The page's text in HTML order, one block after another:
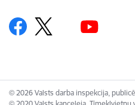
© 2026 Valsts darba inspekcija,